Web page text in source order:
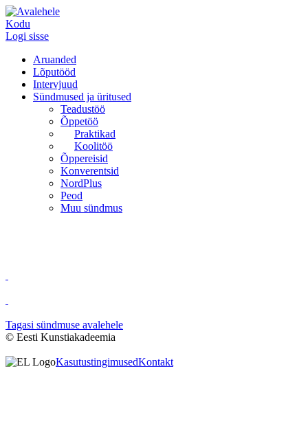
Kodu
Logi sisse
Aruanded
Lõputööd
Intervjuud
Sündmused ja üritused
Teadustöö
Õppetöö
Praktikad
Koolitöö
Õppereisid
Konverentsid
NordPlus
Peod
Muu sündmus
Tagasi sündmuse avalehele
© Eesti Kunstiakadeemia
KasutustingimusedKontakt